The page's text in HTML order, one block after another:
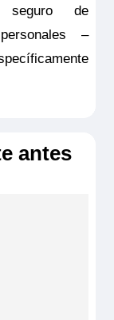
de
–
antes
a las
casos las
5)